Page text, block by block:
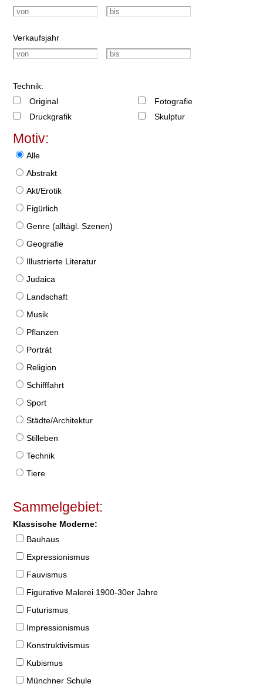
Verkaufsjahr
Technik:
Original
Druckgrafik
Fotografie
Skulptur
Motiv:
Alle
Abstrakt
Akt/Erotik
Figürlich
Genre (alltägl. Szenen)
Geografie
Illustrierte Literatur
Judaica
Landschaft
Musik
Pflanzen
Porträt
Religion
Schifffahrt
Sport
Städte/Architektur
Stilleben
Technik
Tiere
Sammelgebiet:
Klassische Moderne:
Bauhaus
Expressionismus
Fauvismus
Figurative Malerei 1900-30er Jahre
Futurismus
Impressionismus
Konstruktivismus
Kubismus
Münchner Schule